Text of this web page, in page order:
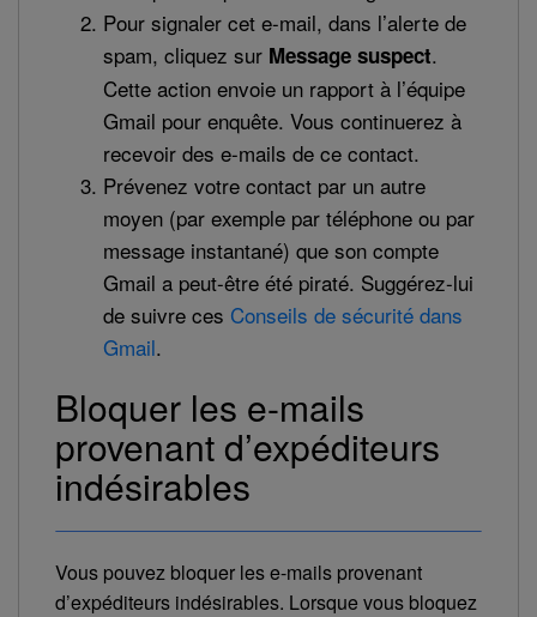
Pour signaler cet e-mail, dans l’alerte de
spam, cliquez sur Message suspect.
Cette action envoie un rapport à l’équipe
Gmail pour enquête. Vous continuerez à
recevoir des e-mails de ce contact.
Prévenez votre contact par un autre
moyen (par exemple par téléphone ou par
message instantané) que son compte
Gmail a peut-être été piraté. Suggérez-lui
de suivre ces Conseils de sécurité dans
Gmail.
Bloquer les e-mails
provenant d’expéditeurs
indésirables
Vous pouvez bloquer les e-mails provenant
d’expéditeurs indésirables. Lorsque vous bloquez